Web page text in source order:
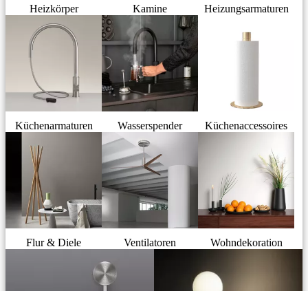
Heizkörper Kamine Heizungsarmaturen
Küchenarmaturen Wasserspender Küchenaccessoires
Flur & Diele Ventilatoren Wohndekoration